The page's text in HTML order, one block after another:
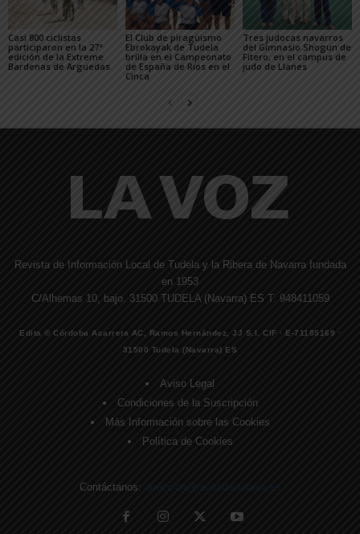
Casi 800 ciclistas
participaron en la 27ª
edición de la Extreme
Bardenas de Arguedas
El Club de piragüismo
Ebrokayak de Tudela
brilla en el Campeonato
de España de Ríos en el
Cinca
Tres judocas navarros
del Gimnasio Shogun de
Fitero, en el campus de
judo de Llanes
Revista de Información Local de Tudela y la Ribera de Navarra fundada
en 1953
C/Alhemas 10, bajo. 31500 TUDELA (Navarra) ES T. 948411059
Edita © Córdoba Acarreta AC, Ramos Hernández, JJ S.I. CIF · E-71185169 ·
31500 Tudela (Navarra) ES
Aviso Legal
Condiciones de la Suscripción
Más Información sobre las Cookies
Política de Cookies
Contáctanos: direccion@lavozdelaribera.es